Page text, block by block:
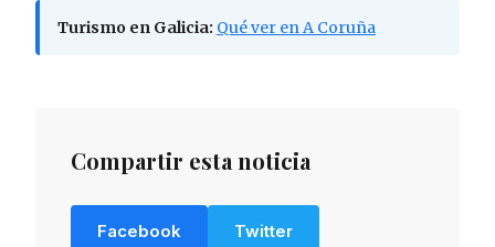
Turismo en Galicia: Qué ver en A Coruña
Compartir esta noticia
Facebook Twitter